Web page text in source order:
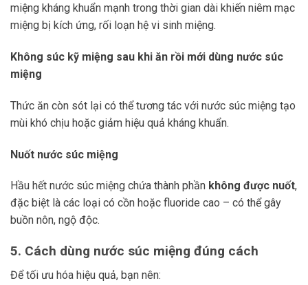
miệng kháng khuẩn mạnh trong thời gian dài khiến niêm mạc
miệng bị kích ứng, rối loạn hệ vi sinh miệng.
Không súc kỹ miệng sau khi ăn rồi mới dùng nước súc
miệng
Thức ăn còn sót lại có thể tương tác với nước súc miệng tạo
mùi khó chịu hoặc giảm hiệu quả kháng khuẩn.
Nuốt nước súc miệng
Hầu hết nước súc miệng chứa thành phần không được nuốt,
đặc biệt là các loại có cồn hoặc fluoride cao – có thể gây
buồn nôn, ngộ độc.
5. Cách dùng nước súc miệng đúng cách
Để tối ưu hóa hiệu quả, bạn nên: